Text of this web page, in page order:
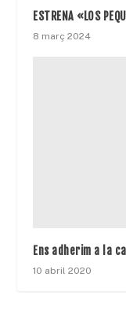
ESTRENA «LOS
8 març 2024
Ens adherim a la
10 abril 2020